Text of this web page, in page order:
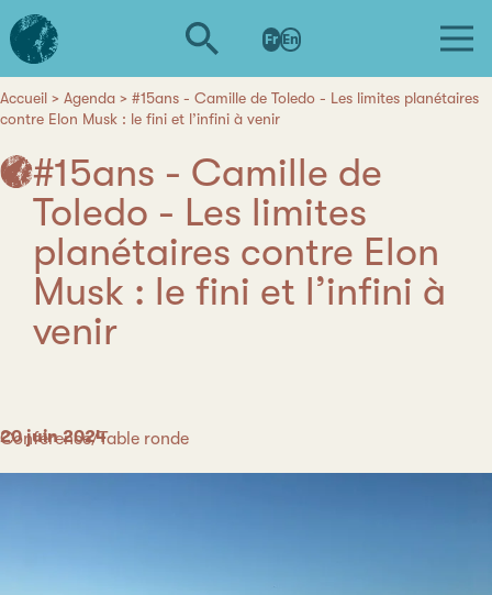
Aller
au
contenu
L'institut
d'études
avancées
de
Nantes
Fr En
Fil
d'Ariane
Accueil Agenda
#15ans - Camille de Toledo - Les limites planétaires
contre Elon Musk : le fini et l’infini à venir
#15ans - Camille de
Toledo - Les limites
planétaires contre Elon
Musk : le fini et l’infini à
venir
Date
20 juin 2024
Catégorie
Conférence/Table ronde